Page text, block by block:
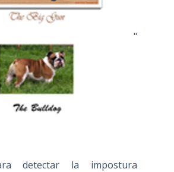
"
detectar la impostura